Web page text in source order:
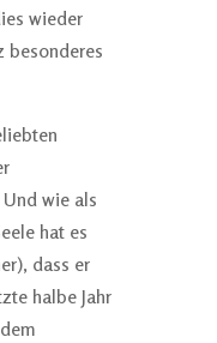
wieder
besonderes
wie als
hat es
dass er
halbe Jahr